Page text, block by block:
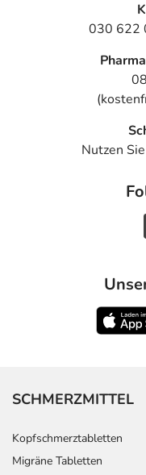
030 622
Nutzen
SCHMERZMITTEL
Kopfschmerztabletten
Migräne Tabletten